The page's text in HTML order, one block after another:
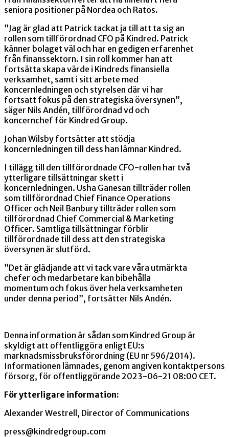
seniora positioner på Nordea och Ratos.
”Jag är glad att Patrick tackat ja till att ta sig an
rollen som tillförordnad CFO på Kindred. Patrick
känner bolaget väl och har en gedigen erfarenhet
från finanssektorn. I sin roll kommer han att
fortsätta skapa värde i Kindreds finansiella
verksamhet, samt i sitt arbete med
koncernledningen och styrelsen där vi har
fortsatt fokus på den strategiska översynen”,
säger Nils Andén, tillförordnad vd och
koncernchef för Kindred Group.
Johan Wilsby fortsätter att stödja
koncernledningen till dess han lämnar Kindred.
I tillägg till den tillförordnade CFO-rollen har två
ytterligare tillsättningar skett i
koncernledningen. Usha Ganesan tillträder rollen
som tillförordnad Chief Finance Operations
Officer och Neil Banbury tillträder rollen som
tillförordnad Chief Commercial & Marketing
Officer. Samtliga tillsättningar förblir
tillförordnade till dess att den strategiska
översynen är slutförd.
”Det är glädjande att vi tack vare våra utmärkta
chefer och medarbetare kan bibehålla
momentum och fokus över hela verksamheten
under denna period”, fortsätter Nils Andén.
Denna information är sådan som Kindred Group är
skyldigt att offentliggöra enligt EU:s
marknadsmissbruksförordning (EU nr 596/2014).
Informationen lämnades, genom angiven kontaktpersons
försorg, för offentliggörande 2023-06-21 08:00 CET.
För ytterligare information:
Alexander Westrell, Director of Communications
press@kindredgroup.com